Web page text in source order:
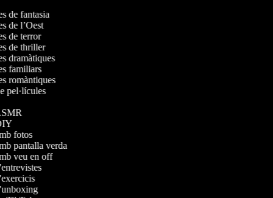
de fantasia
de l’Oest
de terror
de thriller
dramàtiques
familiars
romàntiques
pel·lícules
fotos
pantalla verda
veu en off